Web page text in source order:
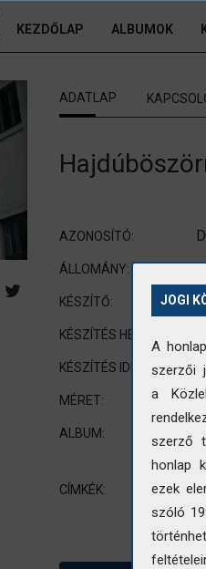
KEZDŐLAP ALBUMOK
ADATLAP
AZONOSÍTÓ:
ÁLLOMÁNY:
KÉSZÍTŐ:
KÉSZÍTÉS HELYE:
KÉSZÍTÉS IDEJE:
MÉRET:
ALBUM:
CÍMKÉK:
JOGI
A
szerzői
a
szerző
honlap
ezek
szóló